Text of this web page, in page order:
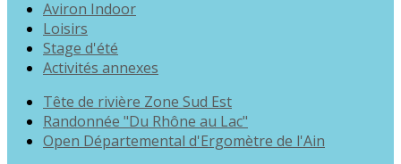
Aviron Indoor
Loisirs
Stage d'été
Activités annexes
Tête de rivière Zone Sud Est
Randonnée "Du Rhône au Lac"
Open Départemental d'Ergomètre de l'Ain